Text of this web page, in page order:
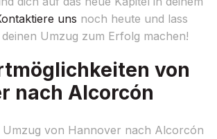
uns noch heute und lass
Umzug zum Erfolg machen!
von
nach Alcorcón
Umzug von Hannover nach Alcorcón